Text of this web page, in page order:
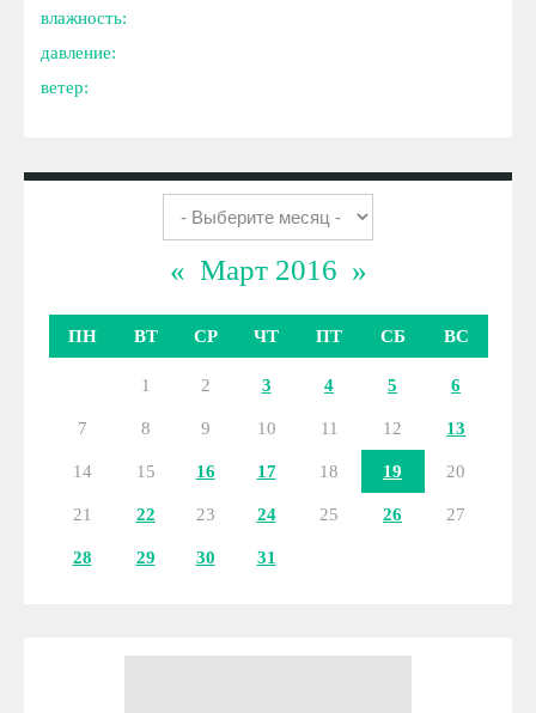
влажность:
давление:
ветер:
« Март 2016 »
ПН ВТ СР ЧТ ПТ СБ ВС
1 2 3 4 5 6
7 8 9 10 11 12 13
14 15 16 17 18 19 20
21 22 23 24 25 26 27
28 29 30 31